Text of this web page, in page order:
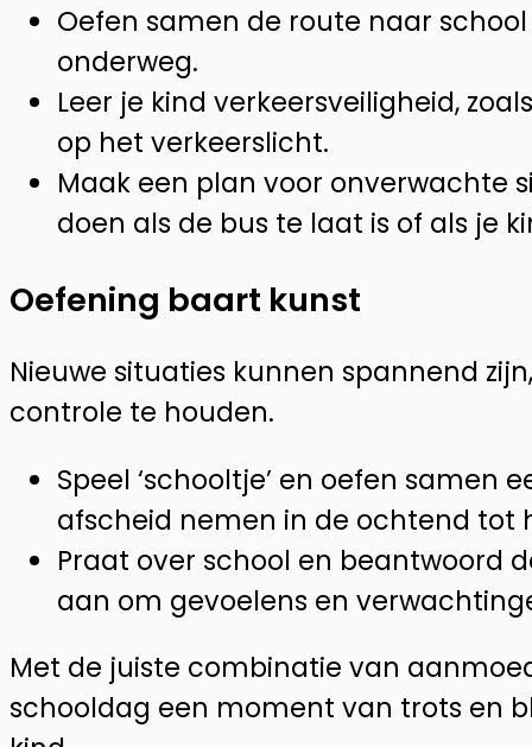
Oefen samen de route naar
onderweg.
Leer je kind verkeersveiligheid,
op het verkeerslicht.
Maak een plan voor onverwachte
doen als de bus te laat is of als je
Oefening baart kunst
Nieuwe situaties kunnen spannend
controle te houden.
Speel ‘schooltje’ en oefen samen
afscheid nemen in de ochtend tot
Praat over school en beantwoord
aan om gevoelens en
Met de juiste combinatie van
schooldag een moment van trots en